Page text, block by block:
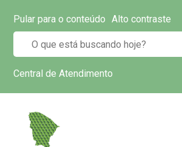
Pular para o conteúdo Alto contraste
Central de Atendimento